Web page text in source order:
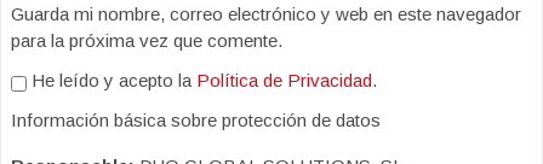
Guarda mi nombre, correo electrónico y web en este navegador
para la próxima vez que comente.
He leído y acepto la Política de Privacidad.
Información básica sobre protección de datos